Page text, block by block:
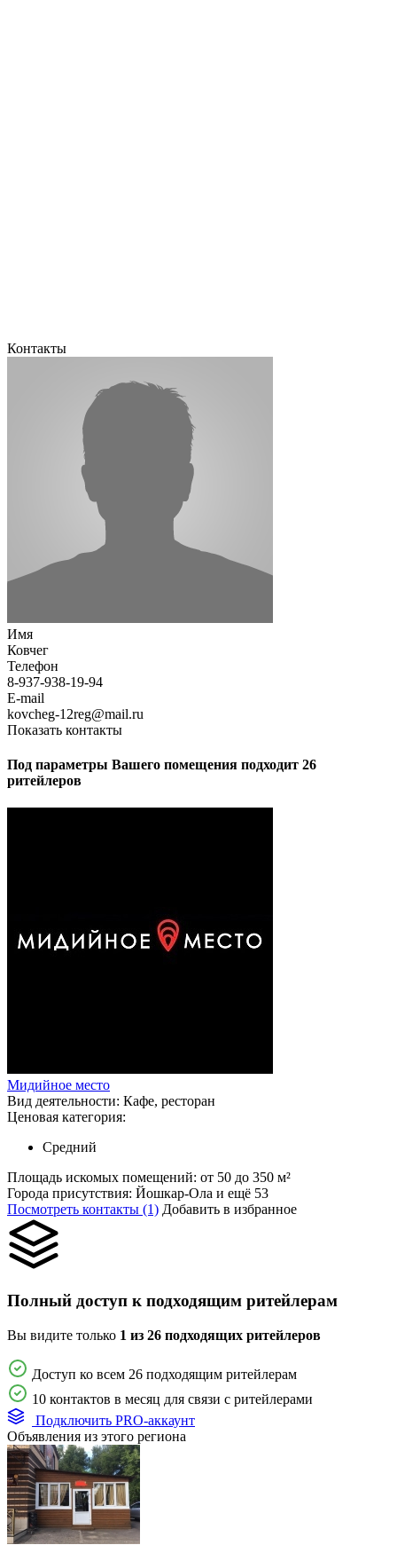
Контакты
Имя
Ковчег
Телефон
8-937-938-19-94
E-mail
kovcheg-12reg@mail.ru
Показать контакты
Под параметры Вашего помещения подходит 26
ритейлеров
Мидийное место
Вид деятельности: Кафе, ресторан
Ценовая категория:
Средний
Площадь искомых помещений: от 50 до 350 м²
Города присутствия: Йошкар-Ола и ещё 53
Посмотреть контакты (1) Добавить в избранное
Полный доступ к подходящим ритейлерам
Вы видите только 1 из 26 подходящих ритейлеров
Доступ ко всем 26 подходящим ритейлерам
10 контактов в месяц для связи с ритейлерами
Подключить PRO-аккаунт
Объявления из этого региона